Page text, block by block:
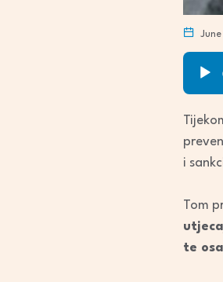
Audio
Player
i
Tom
te